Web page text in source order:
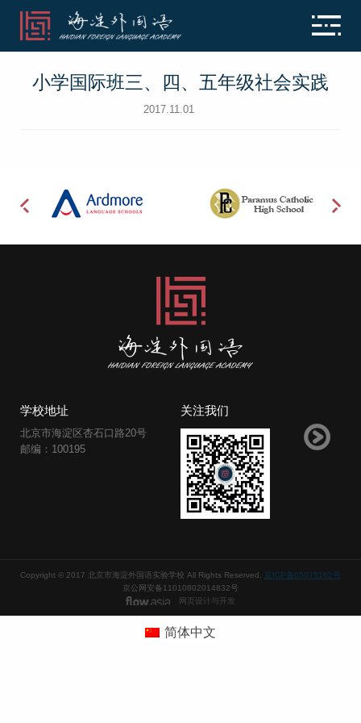
小学国际班三、四、五年级社会实践
2017.11.01
学校地址
北京市海淀区杏石口路20号
邮编：100195
关注我们
Copyright © 2017 北京市海淀外国语实验学校 All Rights Reserved. 京ICP备05075162号
京公网安备11010802014832号
网页设计与开发
简体中文